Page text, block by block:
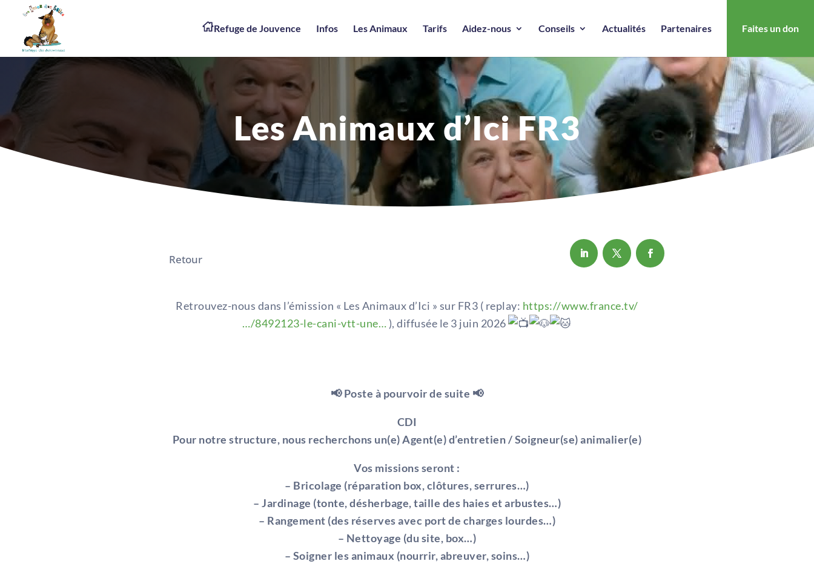
Refuge de Jouvence Infos Les Animaux Tarifs Aidez-nous Conseils Actualités Partenaires Faites un don
Les Animaux d’Ici FR3
Retour
Retrouvez-nous dans l’émission « Les Animaux d’Ici » sur FR3 ( replay: https://www.france.tv/
…/8492123-le-cani-vtt-une… ), diffusée le 3 juin 2026
📢 Poste à pourvoir de suite 📢
CDI
Pour notre structure, nous recherchons un(e) Agent(e) d’entretien / Soigneur(se) animalier(e)
Vos missions seront :
– Bricolage (réparation box, clôtures, serrures…)
– Jardinage (tonte, désherbage, taille des haies et arbustes…)
– Rangement (des réserves avec port de charges lourdes…)
– Nettoyage (du site, box…)
– Soigner les animaux (nourrir, abreuver, soins…)